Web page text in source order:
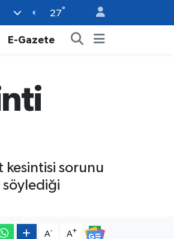
27°
E-Gazete
kesintisi sorunu
A- A+